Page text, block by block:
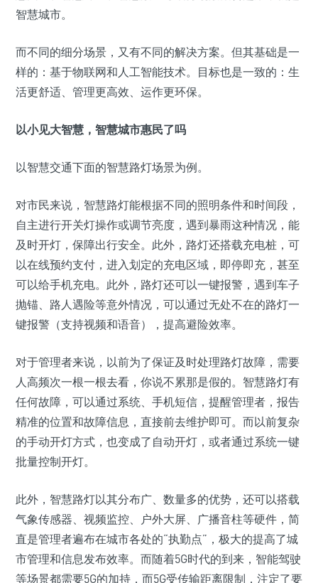
智慧城市。
而不同的细分场景，又有不同的解决方案。但其基础是一
样的：基于物联网和人工智能技术。目标也是一致的：生
活更舒适、管理更高效、运作更环保。
以小见大智慧，智慧城市惠民了吗
以智慧交通下面的智慧路灯场景为例。
对市民来说，智慧路灯能根据不同的照明条件和时间段，
自主进行开关灯操作或调节亮度，遇到暴雨这种情况，能
及时开灯，保障出行安全。此外，路灯还搭载充电桩，可
以在线预约支付，进入划定的充电区域，即停即充，甚至
可以给手机充电。此外，路灯还可以一键报警，遇到车子
抛锚、路人遇险等意外情况，可以通过无处不在的路灯一
键报警（支持视频和语音），提高避险效率。
对于管理者来说，以前为了保证及时处理路灯故障，需要
人高频次一根一根去看，你说不累那是假的。智慧路灯有
任何故障，可以通过系统、手机短信，提醒管理者，报告
精准的位置和故障信息，直接前去维护即可。而以前复杂
的手动开灯方式，也变成了自动开灯，或者通过系统一键
批量控制开灯。
此外，智慧路灯以其分布广、数量多的优势，还可以搭载
气象传感器、视频监控、户外大屏、广播音柱等硬件，简
直是管理者遍布在城市各处的“执勤点”，极大的提高了城
市管理和信息发布效率。而随着5G时代的到来，智能驾驶
等场景都需要5G的加持，而5G受传输距离限制，注定了要